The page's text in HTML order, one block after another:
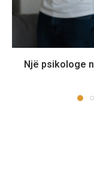
Një psikologe